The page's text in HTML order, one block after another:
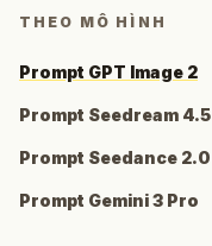
THEO MÔ HÌNH
Prompt GPT Image 2
Prompt Seedream 4.5
Prompt Seedance 2.0
Prompt Gemini 3 Pro